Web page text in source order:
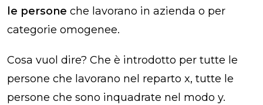
le persone che lavorano in azienda o per
categorie omogenee.
Cosa vuol dire? Che è introdotto per tutte le
persone che lavorano nel reparto x, tutte le
persone che sono inquadrate nel modo y.